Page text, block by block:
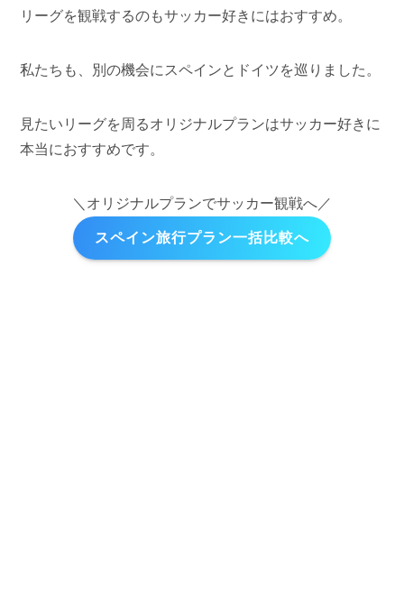
リーグを観戦するのもサッカー好きにはおすすめ。
私たちも、別の機会にスペインとドイツを巡りました。
見たいリーグを周るオリジナルプランはサッカー好きに
本当におすすめです。
＼オリジナルプランでサッカー観戦へ／
スペイン旅行プラン一括比較へ